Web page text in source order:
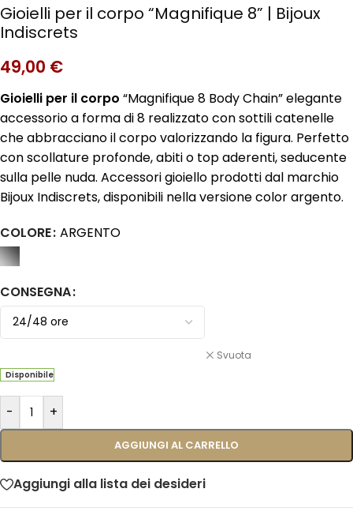
Gioielli per il corpo “Magnifique 8” | Bijoux
Indiscrets
49,00 €
Gioielli per il corpo “Magnifique 8 Body Chain” elegante
accessorio a forma di 8 realizzato con sottili catenelle
che abbracciano il corpo valorizzando la figura. Perfetto
con scollature profonde, abiti o top aderenti, seducente
sulla pelle nuda. Accessori gioiello prodotti dal marchio
Bijoux Indiscrets, disponibili nella versione color argento.
COLORE ARGENTO
CONSEGNA
Svuota
Disponibile
- +
AGGIUNGI AL CARRELLO
Aggiungi alla lista dei desideri